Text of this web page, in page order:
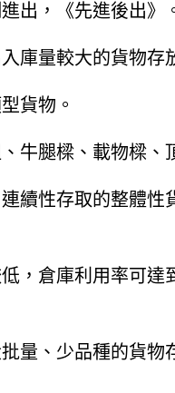
出，《先進後出》
庫量較大的貨物存
貨物。
牛腿樑、載物樑、
續性存取的整體
，倉庫利用率可達
量、少品種的貨物